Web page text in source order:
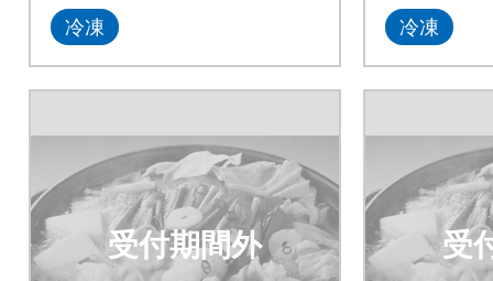
冷凍 冷凍
受付期間外 受